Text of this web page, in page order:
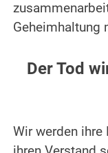
Geheimhaltung
Der Tod
Wir werden ihre